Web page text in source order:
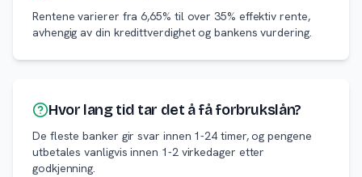
Rentene varierer fra 6,65% til over 35% effektiv rente,
avhengig av din kredittverdighet og bankens vurdering.
Hvor lang tid tar det å få forbrukslån?
De fleste banker gir svar innen 1-24 timer, og pengene
utbetales vanligvis innen 1-2 virkedager etter
godkjenning.